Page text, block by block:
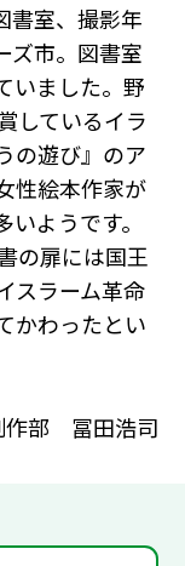
書室、撮影年
ズ市。図書室
いました。野
しているイラ
の遊び』のア
性絵本作家が
ようです。
の扉には国王
スラーム革命
かわったとい
作部 冨田浩司